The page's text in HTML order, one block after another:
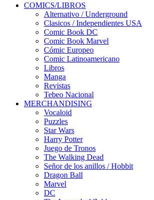
COMICS/LIBROS
Alternativo / Underground
Clasicos / Independientes USA
Comic Book DC
Comic Book Marvel
Cómic Europeo
Comic Latinoamericano
Libros
Manga
Revistas
Tebeo Nacional
MERCHANDISING
Vocaloid
Puzzles
Star Wars
Harry Potter
Juego de Tronos
The Walking Dead
Señor de los anillos / Hobbit
Dragon Ball
Marvel
DC